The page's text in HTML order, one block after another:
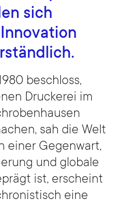
sich
beschloss,
Druckerei im
sah die Welt
einer Gegenwart,
und globale
ist, erscheint
eine